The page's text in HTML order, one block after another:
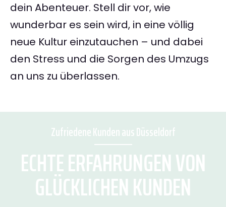
dein Abenteuer. Stell dir vor, wie
wunderbar es sein wird, in eine völlig
neue Kultur einzutauchen – und dabei
den Stress und die Sorgen des Umzugs
an uns zu überlassen.
Zufriedene Kunden aus Düsseldorf
ECHTE ERFAHRUNGEN VON
GLÜCKLICHEN KUNDEN